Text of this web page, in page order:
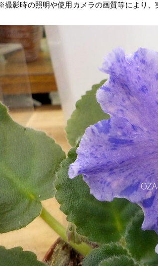
撮影時の照明や使用カメラの画質等により、